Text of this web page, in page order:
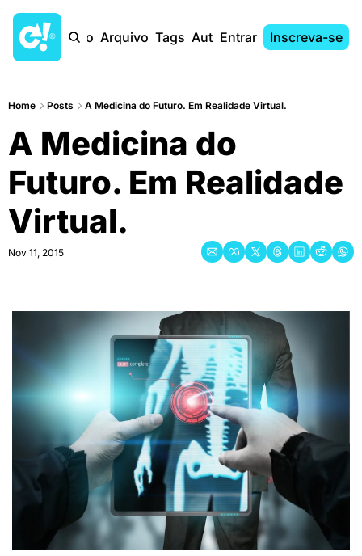
Início Arquivo Tags AutoresEntrar Inscreva-se
Home Posts A Medicina do Futuro. Em Realidade Virtual.
A Medicina do
Futuro. Em Realidade
Virtual.
Nov 11, 2015